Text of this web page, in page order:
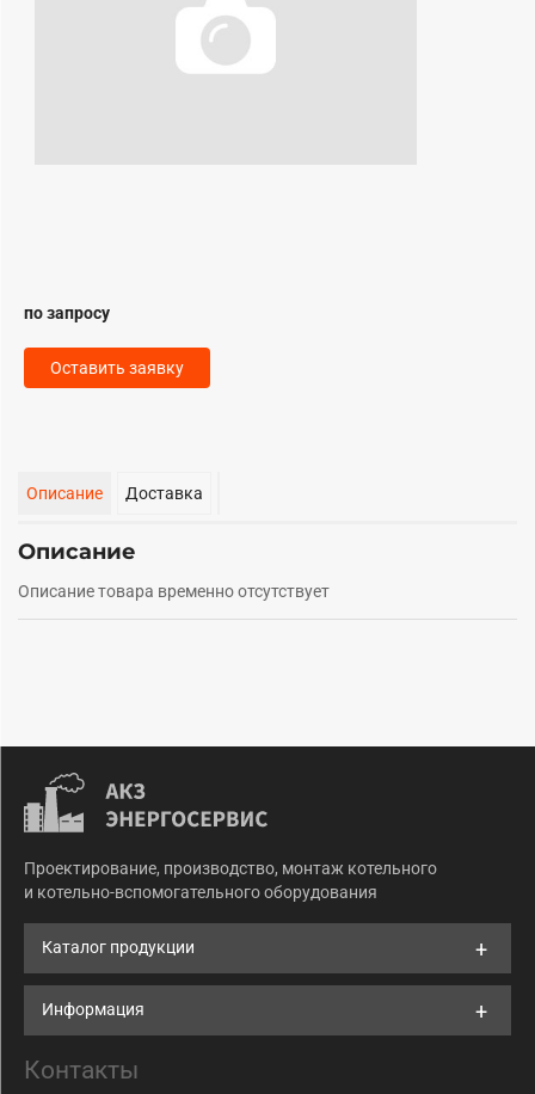
по запросу
Оставить заявку
Описание Доставка
Описание
Описание товара временно отсутствует
Проектирование, производство, монтаж котельного
и котельно-вспомогательного оборудования
Каталог продукции
Информация
Контакты